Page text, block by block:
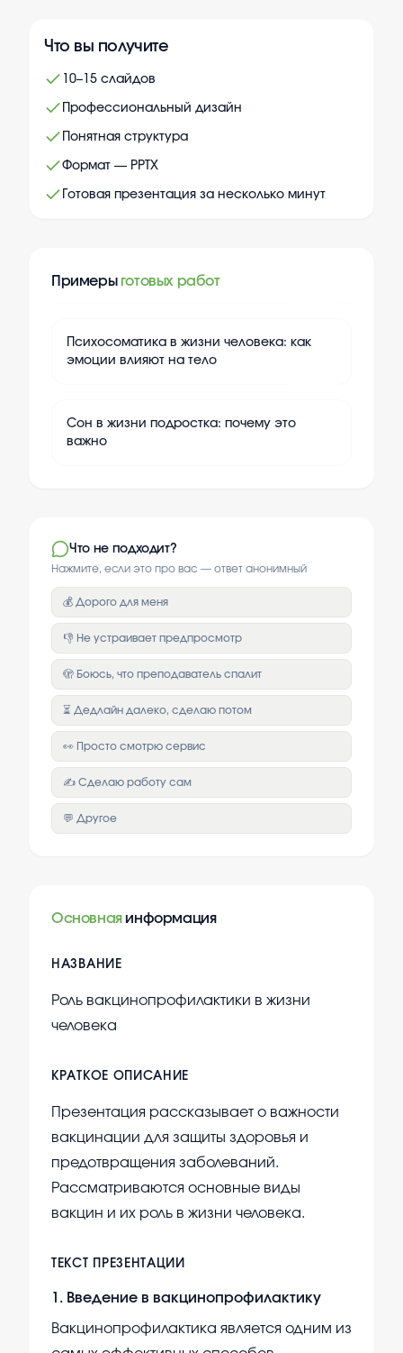
Что вы получите
10–15 слайдов
Профессиональный дизайн
Понятная структура
Формат — PPTX
Готовая презентация за несколько минут
Примеры готовых работ
Психосоматика в жизни человека: как
эмоции влияют на тело
Сон в жизни подростка: почему это
важно
Что не подходит?
Нажмите, если это про вас — ответ анонимный
💰 Дорого для меня
👎 Не устраивает предпросмотр
🫣 Боюсь, что преподаватель спалит
⏳ Дедлайн далеко, сделаю потом
👀 Просто смотрю сервис
✍️ Сделаю работу сам
💬 Другое
Основная информация
НАЗВАНИЕ
Роль вакцинопрофилактики в жизни
человека
КРАТКОЕ ОПИСАНИЕ
Презентация рассказывает о важности
вакцинации для защиты здоровья и
предотвращения заболеваний.
Рассматриваются основные виды
вакцин и их роль в жизни человека.
ТЕКСТ ПРЕЗЕНТАЦИИ
1 . Введение в вакцинопрофилактику
Вакцинопрофилактика является одним из